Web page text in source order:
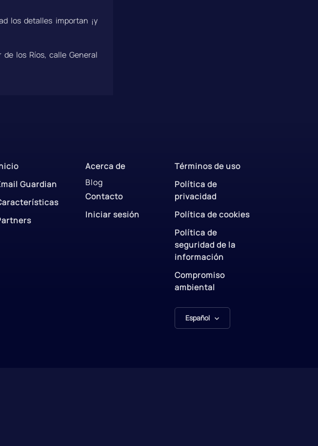
los detalles importan ¡y
los Ríos, calle General
Guardian
Acerca de
Blog
Contacto
Iniciar sesión
Términos de uso
Política de
privacidad
Política de cookies
Política de
seguridad de la
información
Compromiso
ambiental
Español